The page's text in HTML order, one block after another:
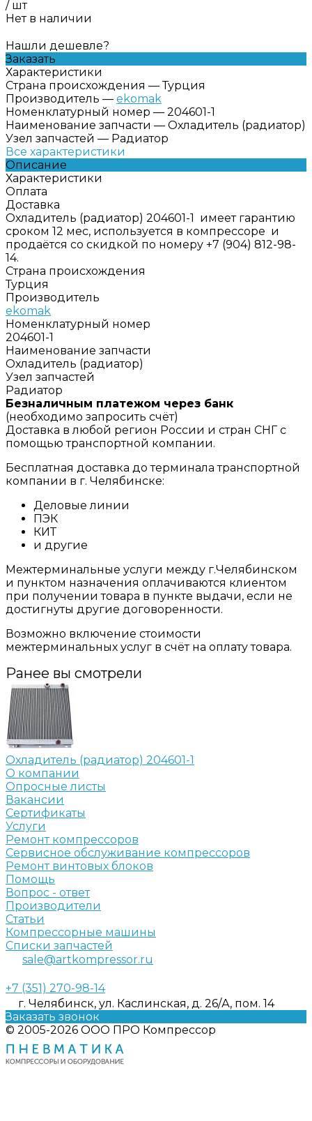
/ шт
Нет в наличии
Нашли дешевле?
Заказать
Характеристики
Страна происхождения — Турция
Производитель — ekomak
Номенклатурный номер — 204601-1
Наименование запчасти — Охладитель (радиатор)
Узел запчастей — Радиатор
Все характеристики
Описание
Характеристики
Оплата
Доставка
Охладитель (радиатор) 204601-1 имеет гарантию
сроком 12 мес, используется в компрессоре и
продаётся со скидкой по номеру +7 (904) 812-98-
14.
Страна происхождения
Турция
Производитель
ekomak
Номенклатурный номер
204601-1
Наименование запчасти
Охладитель (радиатор)
Узел запчастей
Радиатор
Безналичным платежом через банк
(необходимо запросить счёт)
Доставка в любой регион России и стран СНГ с
помощью транспортной компании.
Бесплатная доставка до терминала транспортной
компании в г. Челябинске:
Деловые линии
ПЭК
КИТ
и другие
Межтерминальные услуги между г.Челябинском
и пунктом назначения оплачиваются клиентом
при получении товара в пункте выдачи, если не
достигнуты другие договоренности.
Возможно включение стоимости
межтерминальных услуг в счёт на оплату товара.
Ранее вы смотрели
Охладитель (радиатор) 204601-1
О компании
Опросные листы
Вакансии
Сертификаты
Услуги
Ремонт компрессоров
Сервисное обслуживание компрессоров
Ремонт винтовых блоков
Помощь
Вопрос - ответ
Производители
Статьи
Компрессорные машины
Списки запчастей
sale@artkompressor.ru
+7 (351) 270-98-14
г. Челябинск, ул. Каслинская, д. 26/А, пом. 14
Заказать звонок
© 2005-2026 ООО ПРО Компрессор